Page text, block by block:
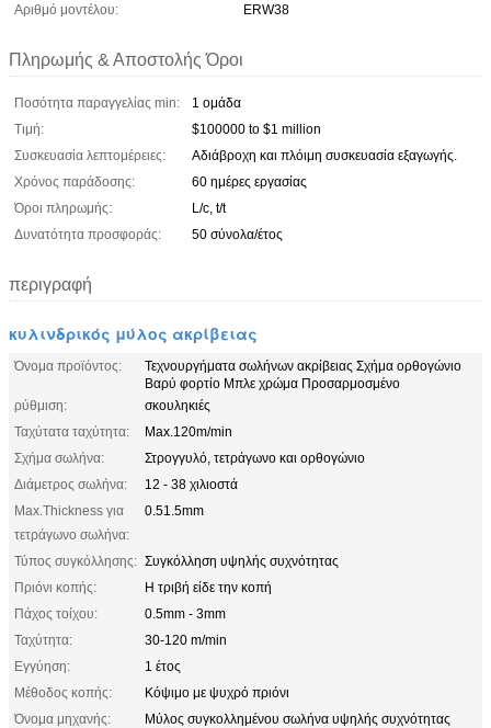
Αριθμό μοντέλου:
ERW38
Πληρωμής & Αποστολής Όροι
Ποσότητα παραγγελίας min:
1 ομάδα
Τιμή:
$100000 to $1 million
Συσκευασία λεπτομέρειες:
Αδιάβροχη και πλόιμη συσκευασία εξαγωγής.
Χρόνος παράδοσης:
60 ημέρες εργασίας
Όροι πληρωμής:
L/c, t/t
Δυνατότητα προσφοράς:
50 σύνολα/έτος
περιγραφή
κυλινδρικός μύλος ακρίβειας
Όνομα προϊόντος:
Τεχνουργήματα σωλήνων ακρίβειας Σχήμα ορθογώνιο
Βαρύ φορτίο Μπλε χρώμα Προσαρμοσμένο
ρύθμιση:
σκουληκιές
Ταχύτατα ταχύτητα:
Max.120m/min
Σχήμα σωλήνα:
Στρογγυλό, τετράγωνο και ορθογώνιο
Διάμετρος σωλήνα:
12 - 38 χιλιοστά
Max.Thickness για
τετράγωνο σωλήνα:
0.51.5mm
Τύπος συγκόλλησης: Συγκόλληση υψηλής συχνότητας
Πριόνι κοπής:
Η τριβή είδε την κοπή
Πάχος τοίχου:
0.5mm - 3mm
Ταχύτητα:
30-120 m/min
Εγγύηση:
1 έτος
Μέθοδος κοπής:
Κόψιμο με ψυχρό πριόνι
Όνομα μηχανής:
Μύλος συγκολλημένου σωλήνα υψηλής συχνότητας